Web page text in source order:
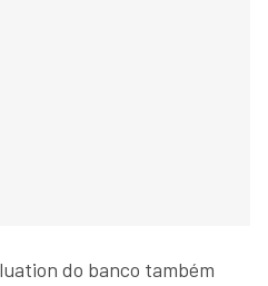
do banco também